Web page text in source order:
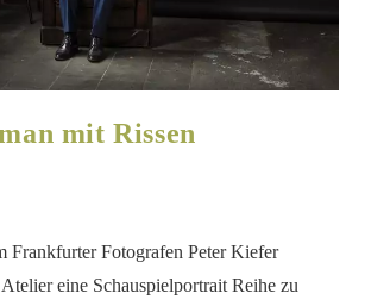
mit Rissen
Frankfurter Fotografen Peter Kiefer
eine Schauspielportrait Reihe zu